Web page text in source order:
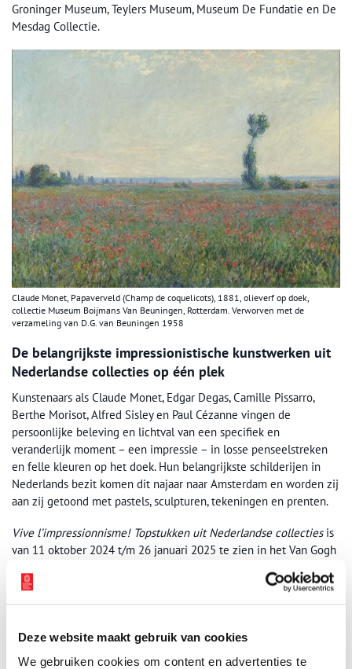
Deze website maakt gebruik van cookies
We gebruiken cookies om content en advertenties te
Groninger Museum, Teylers Museum, Museum De Fundatie en De
Mesdag Collectie.
Claude Monet, Papaverveld (Champ de coquelicots), 1881, olieverf op doek,
collectie Museum Boijmans Van Beuningen, Rotterdam. Verworven met de
verzameling van D.G. van Beuningen 1958
De belangrijkste impressionistische kunstwerken uit
Nederlandse collecties op één plek
Kunstenaars als Claude Monet, Edgar Degas, Camille Pissarro,
Berthe Morisot, Alfred Sisley en Paul Cézanne vingen de
persoonlijke beleving en lichtval van een specifiek en
veranderlijk moment – een impressie – in losse penseelstreken
en felle kleuren op het doek. Hun belangrijkste schilderijen in
Nederlands bezit komen dit najaar naar Amsterdam en worden zij
aan zij getoond met pastels, sculpturen, tekeningen en prenten.
Vive l’impressionnisme! Topstukken uit Nederlandse collectiesis
van 11 oktober 2024 t/m 26 januari 2025 te zien in het Van Gogh
Publicatiedatum: 15/04/2024